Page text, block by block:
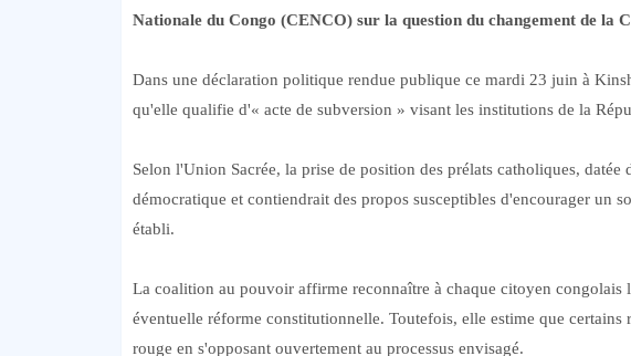
Nationale du Congo (CENCO) sur la question du changement de la
Dans une déclaration politique rendue publique ce mardi 23 juin à
qu'elle qualifie d'« acte de subversion » visant les institutions de la
Selon l'Union Sacrée, la prise de position des prélats catholiques,
démocratique et contiendrait des propos susceptibles d'encourager un
établi.
La coalition au pouvoir affirme reconnaître à chaque citoyen congolais
éventuelle réforme constitutionnelle. Toutefois, elle estime que
rouge en s'opposant ouvertement au processus envisagé.